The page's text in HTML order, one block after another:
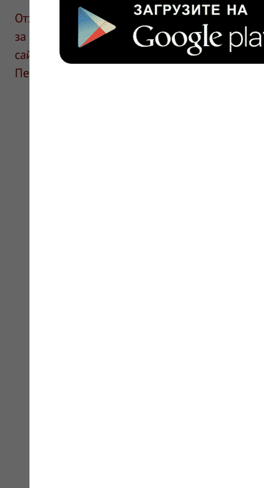
Отзывы размещают посетители сайта.
за информацию в отзывах. Описание
сайте для ознакомления и не является
Перед применением необходима